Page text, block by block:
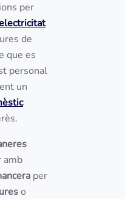
per
de
que es
personal
un
amb
per
o